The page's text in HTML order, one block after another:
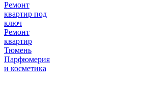
Ремонт
квартир под
ключ
Ремонт
квартир
Тюмень
Парфюмерия
и косметика